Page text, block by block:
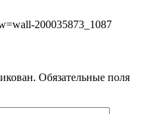
200035873_1087
Обязательные поля